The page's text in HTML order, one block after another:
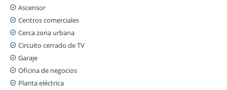
Ascensor
Centros comerciales
Cerca zona urbana
Circuito cerrado de TV
Garaje
Oficina de negocios
Planta eléctrica